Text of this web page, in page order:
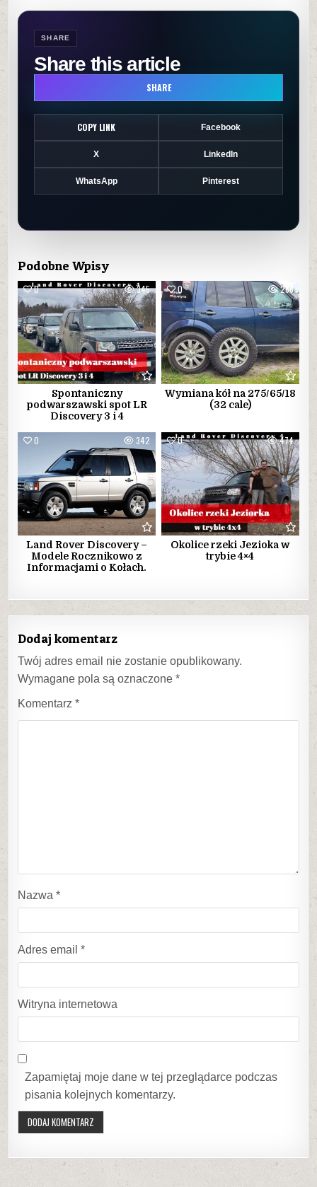
SHARE
Share this article
SHARE
COPY LINK Facebook
X LinkedIn
WhatsApp Pinterest
Podobne Wpisy
0 345
Spontaniczny
podwarszawski spot LR
Discovery 3 i 4
0 266
Wymiana kół na 275/65/18
(32 cale)
0 342
Land Rover Discovery –
Modele Rocznikowo z
Informacjami o Kołach.
0 474
Okolice rzeki Jezioka w
trybie 4×4
Dodaj komentarz
Twój adres email nie zostanie opublikowany.
Wymagane pola są oznaczone*
Komentarz*
Nazwa*
Adres email*
Witryna internetowa
Zapamiętaj moje dane w tej przeglądarce podczas
pisania kolejnych komentarzy.